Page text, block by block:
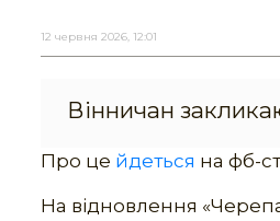
12 червня 2026, 12:01
Вінничан
Про це йдеться на фб-
На відновлення